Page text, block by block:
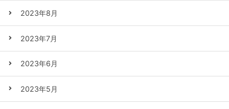
2023年8月
2023年7月
2023年6月
2023年5月